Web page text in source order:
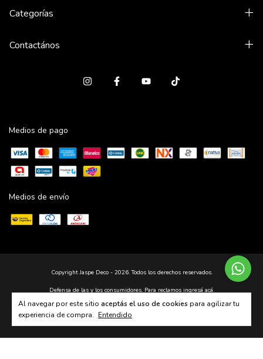
Al navegar por este sitio aceptás el uso de cookies para agilizar tu
experiencia de compra. Entendido
Categorías
Contactános
Medios de pago
Medios de envío
Copyright Jaspe Deco - 2026. Todos los derechos reservados.
Defensa de las y los consumidores. Para reclamos ingresá acá.
Botón de arrepentimiento